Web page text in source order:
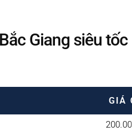
Giang siêu tốc
GIÁ